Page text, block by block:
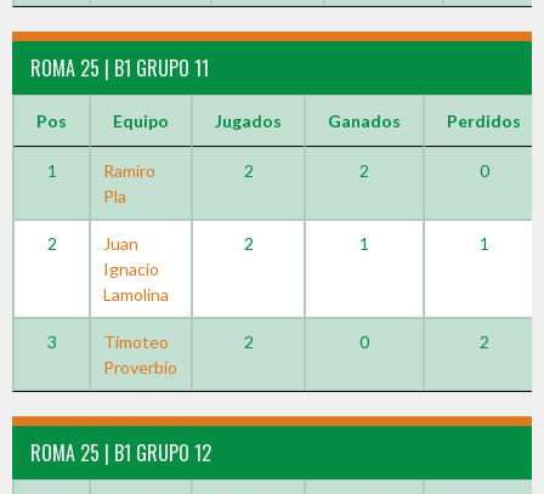
ROMA 25 | B1 GRUPO 11
Pos Equipo Jugados Ganados Perdidos
1
Ramiro
Pla
2 2 0
2
Juan
Ignacio
Lamolina
2 1 1
3
Timoteo
Proverbio
2 0 2
ROMA 25 | B1 GRUPO 12